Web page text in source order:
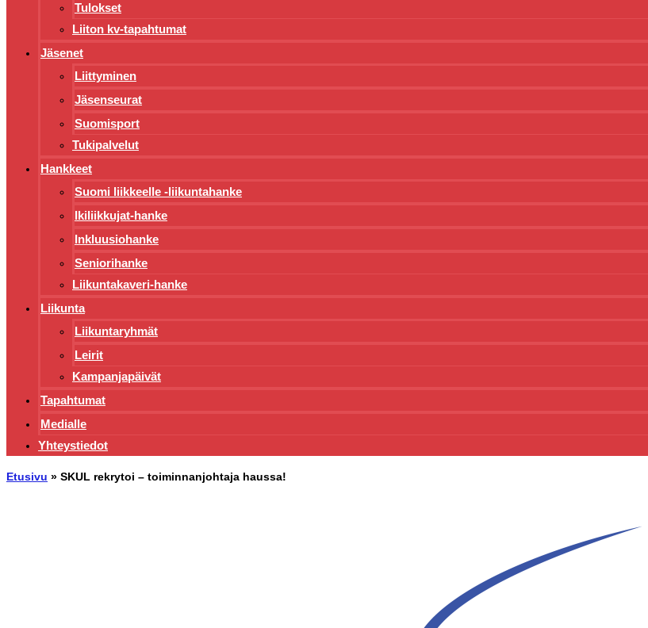
Tulokset
Liiton kv-tapahtumat
Jäsenet
Liittyminen
Jäsenseurat
Suomisport
Tukipalvelut
Hankkeet
Suomi liikkeelle -liikuntahanke
Ikiliikkujat-hanke
Inkluusiohanke
Seniorihanke
Liikuntakaveri-hanke
Liikunta
Liikuntaryhmät
Leirit
Kampanjapäivät
Tapahtumat
Medialle
Yhteystiedot
Etusivu » SKUL rekrytoi – toiminnanjohtaja haussa!